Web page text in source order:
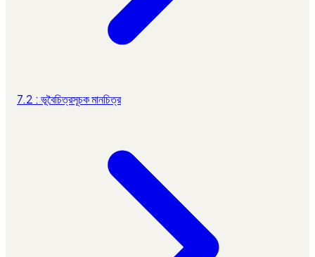
7.2 : ভূবৈচিত্রসূচক মানচিত্র